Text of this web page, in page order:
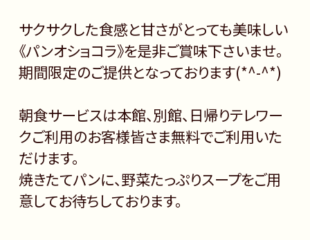
サクサクした食感と甘さがとっても美味しい
《パンオショコラ》を是非ご賞味下さいませ。
期間限定のご提供となっております(*^-^*)
朝食サービスは本館、別館、日帰りテレワー
クご利用のお客様皆さま無料でご利用いた
だけます。
焼きたてパンに、野菜たっぷりスープをご用
意してお待ちしております。